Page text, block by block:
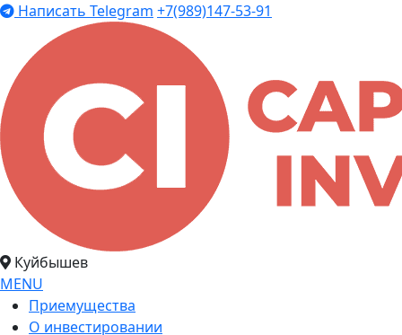
Написать Telegram +7(989)147-53-91
Куйбышев
MENU
Приемущества
О инвестировании